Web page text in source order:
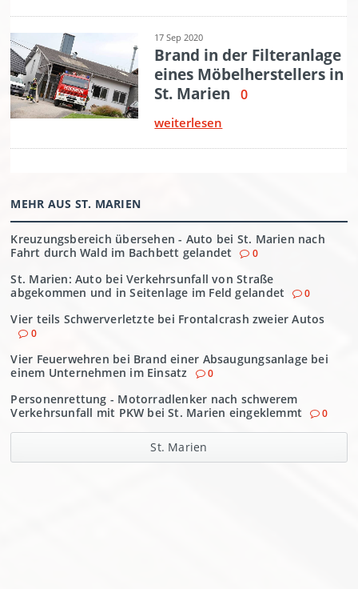
MEHR AUS ST. MARIEN
Kreuzungsbereich übersehen - Auto bei St. Marien nach
Fahrt durch Wald im Bachbett gelandet
0
St. Marien: Auto bei Verkehrsunfall von Straße
abgekommen und in Seitenlage im Feld gelandet
0
Vier teils Schwerverletzte bei Frontalcrash zweier Autos
0
Vier Feuerwehren bei Brand einer Absaugungsanlage bei
einem Unternehmen im Einsatz
0
Personenrettung - Motorradlenker nach schwerem
Verkehrsunfall mit PKW bei St. Marien eingeklemmt
0
St. Marien